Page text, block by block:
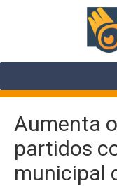
Aumenta
partidos
municipal